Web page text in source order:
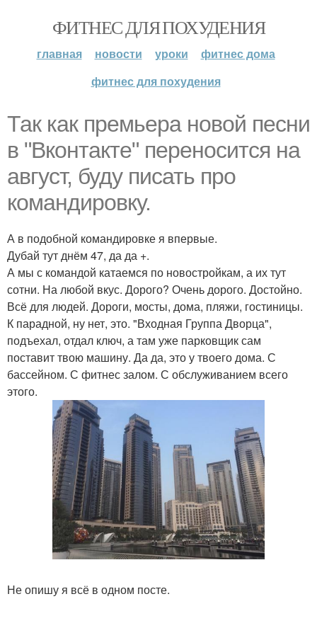
ФИТНЕС ДЛЯ ПОХУДЕНИЯ
главная новости уроки
фитнес дома
фитнес для похудения
Так как премьера новой песни
в "Вконтакте" переносится на
август, буду писать про
командировку.
А в подобной командировке я впервые.
Дубай тут днём 47, да да +.
А мы с командой катаемся по новостройкам, а их тут
сотни. На любой вкус. Дорого? Очень дорого. Достойно.
Всё для людей. Дороги, мосты, дома, пляжи, гостиницы.
К парадной, ну нет, это. "Входная Группа Дворца",
подъехал, отдал ключ, а там уже парковщик сам
поставит твою машину. Да да, это у твоего дома. С
бассейном. С фитнес залом. С обслуживанием всего
этого.
Не опишу я всё в одном посте.